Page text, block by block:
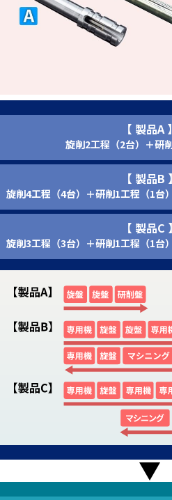
【 製品A 】
旋削2工程（2台）＋研
【 製品B 】
旋削4工程（4台）＋研削1工程（1台
【 製品C 】
旋削3工程（3台）＋研削1工程（1台